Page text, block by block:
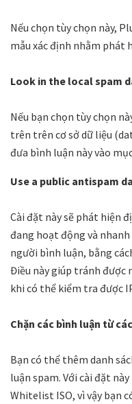
Nếu chọn tùy chọn này,
mẫu xác định nhằm phát
Look in the local spam
Nếu bạn chọn tùy chọn
trên trên cơ sở dữ liệu
đưa bình luận này vào
Use a public antispam
Cài đặt này sẽ phát hiện
đang hoạt động và
người bình luận, bằng
Điều này giúp tránh được
khi có thể kiểm tra được
Chặn các bình luận từ
Bạn có thể thêm danh
luận spam. Với cài đặt
Whitelist ISO, vì vậy bạn